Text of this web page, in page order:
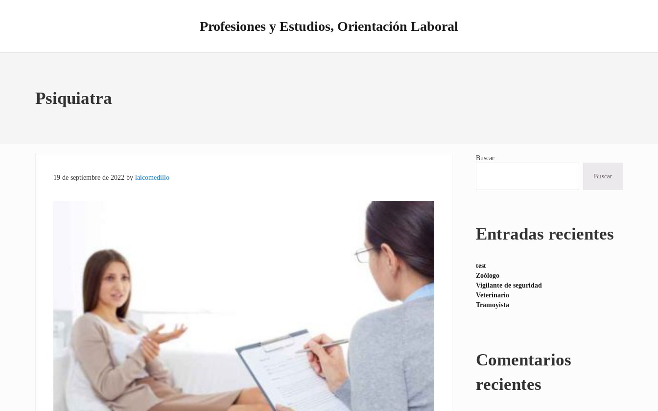
Profesiones y Estudios, Orientación Laboral
Psiquiatra
19 de septiembre de 2022 bylaicomedillo
Sidebar
Buscar
Buscar
Entradas recientes
test
Zoólogo
Vigilante de seguridad
Veterinario
Tramoyista
Comentarios
recientes